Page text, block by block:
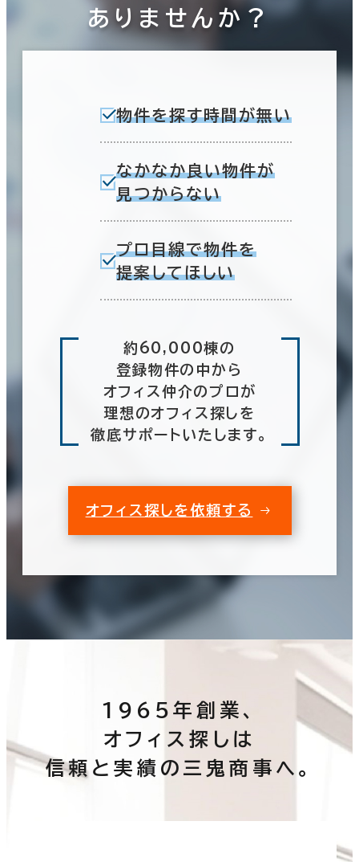
ありませんか？
物件を探す時間が無い
なかなか良い物件が
見つからない
プロ目線で物件を
提案してほしい
約60,000棟の
登録物件の中から
オフィス仲介のプロが
理想のオフィス探しを
徹底サポートいたします。
オフィス探しを依頼する
1965年創業、
オフィス探しは
信頼と実績の三鬼商事へ。